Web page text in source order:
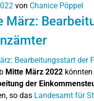
von Chanice Pöppel
März:
Mitte März 2022
der
so das Landesamt für